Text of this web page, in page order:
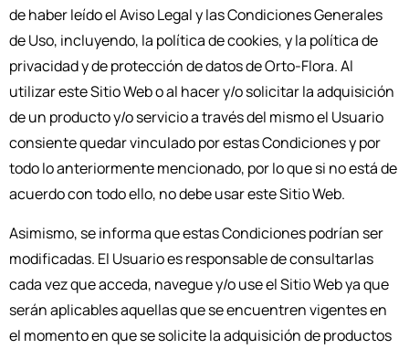
de haber leído el Aviso Legal y las Condiciones Generales
de Uso, incluyendo, la política de cookies, y la política de
privacidad y de protección de datos de Orto-Flora. Al
utilizar este Sitio Web o al hacer y/o solicitar la adquisición
de un producto y/o servicio a través del mismo el Usuario
consiente quedar vinculado por estas Condiciones y por
todo lo anteriormente mencionado, por lo que si no está de
acuerdo con todo ello, no debe usar este Sitio Web.
Asimismo, se informa que estas Condiciones podrían ser
modificadas. El Usuario es responsable de consultarlas
cada vez que acceda, navegue y/o use el Sitio Web ya que
serán aplicables aquellas que se encuentren vigentes en
el momento en que se solicite la adquisición de productos